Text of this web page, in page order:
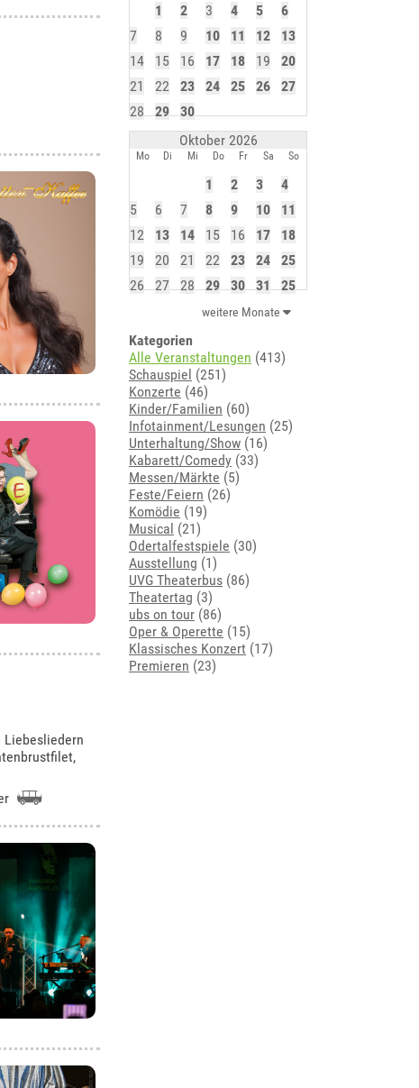
Liebesliedern
1 2 3 4 5
6
7
8 9 10 11 12
13
14
15 16 17 18 19
20
21
22 23 24 25 26
27
28
29
30
Oktober 2026
Mo Di Mi Do Fr Sa So
1 2 3
4
5
6 7 8 9 10
11
12
13 14 15 16 17
18
19
20 21 22 23 24
25
26
27 28 29 30 31 25
weitere Monate
Kategorien
Alle Veranstaltungen (413)
Schauspiel (251)
Konzerte (46)
Kinder/Familien (60)
Infotainment/Lesungen (25)
Unterhaltung/Show (16)
Kabarett/Comedy (33)
Messen/Märkte (5)
Feste/Feiern (26)
Komödie (19)
Musical (21)
Odertalfestspiele (30)
Ausstellung (1)
UVG Theaterbus (86)
Theatertag (3)
ubs on tour (86)
Oper & Operette (15)
Klassisches Konzert (17)
Premieren (23)